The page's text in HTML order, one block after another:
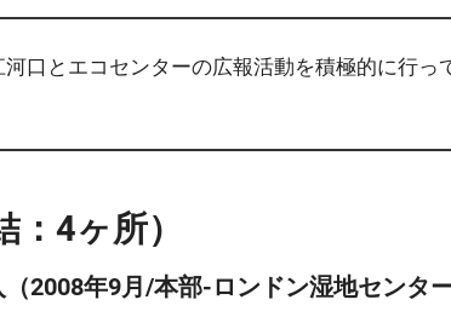
口とエコセンターの広報活動を積極的に行っ
4ヶ所）
2008年9月/本部-ロンドン湿地センター